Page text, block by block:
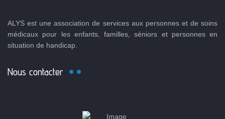
ALYS est une association de services aux personnes et de soins
médicaux pour les enfants, familles, séniors et personnes en
situation de handicap.
Nous contacter